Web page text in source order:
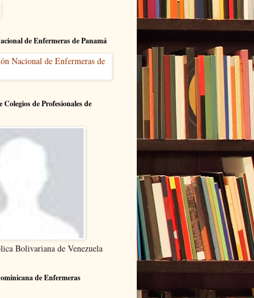
de Enfermeras de Panamá
Colegios de Profesionales de
Bolivariana de Venezuela
de Enfermeras